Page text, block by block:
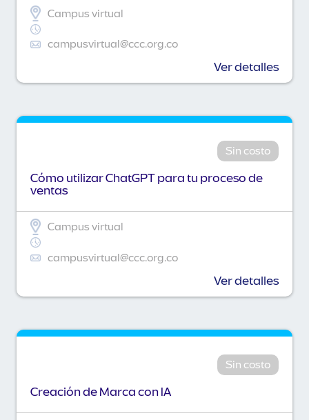
Campus virtual
campusvirtual@ccc.org.co
Ver detalles
Sin costo
Cómo utilizar ChatGPT para tu proceso de
ventas
Campus virtual
campusvirtual@ccc.org.co
Ver detalles
Sin costo
Creación de Marca con IA